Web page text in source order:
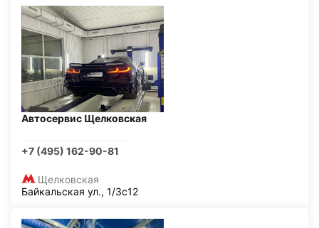
Автосервис Щелковская
+7 (495) 162-90-81
Щелковская
Байкальская ул., 1/3с12